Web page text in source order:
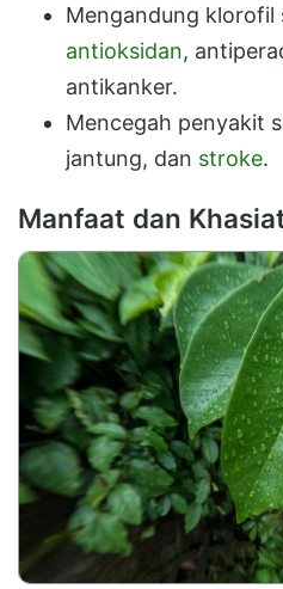
Mengandung klorofil
antioksidan,
antikanker.
Mencegah penyakit
jantung, dan stroke.
Manfaat dan